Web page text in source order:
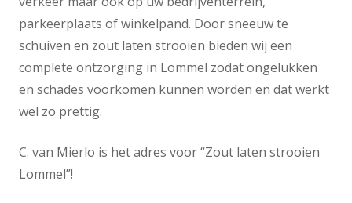
parkeerplaats of winkelpand. Door sneeuw te
schuiven en zout laten strooien bieden wij een
complete ontzorging in Lommel zodat ongelukken
en schades voorkomen kunnen worden en dat werkt
wel zo prettig.
C. van Mierlo is het adres voor “Zout laten strooien
Lommel”!